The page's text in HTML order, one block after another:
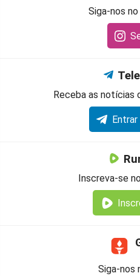
Siga-nos
Receba as notícias
Inscreva-se
Siga-nos